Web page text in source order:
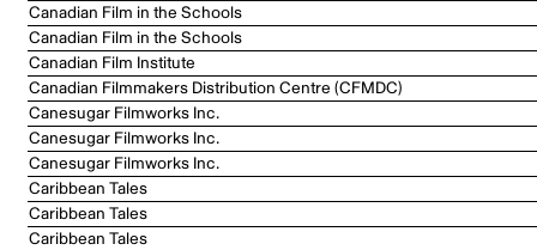
Canadian Film in the Schools
Canadian Film in the Schools
Canadian Film Institute
Canadian Filmmakers Distribution Centre (CFMDC)
Canesugar Filmworks Inc.
Canesugar Filmworks Inc.
Canesugar Filmworks Inc.
Caribbean Tales
Caribbean Tales
Caribbean Tales